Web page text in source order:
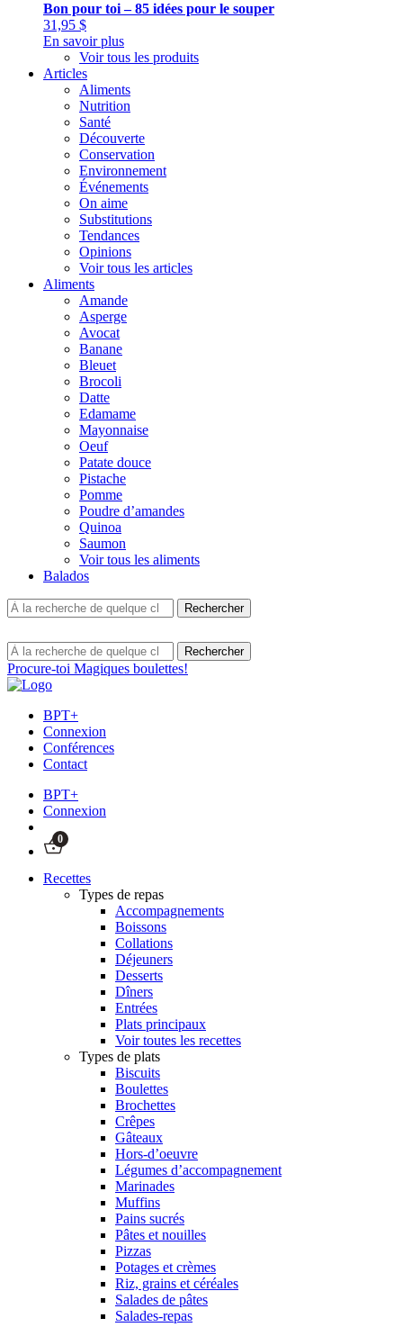
Bon pour toi – 85 idées pour le souper
31,95 $
En savoir plus
Voir tous les produits
Articles
Aliments
Nutrition
Santé
Découverte
Conservation
Environnement
Événements
On aime
Substitutions
Tendances
Opinions
Voir tous les articles
Aliments
Amande
Asperge
Avocat
Banane
Bleuet
Brocoli
Datte
Edamame
Mayonnaise
Oeuf
Patate douce
Pistache
Pomme
Poudre d’amandes
Quinoa
Saumon
Voir tous les aliments
Balados
Procure-toi Magiques boulettes!
BPT+
Connexion
Conférences
Contact
BPT+
Connexion
0
Recettes
Types de repas
Accompagnements
Boissons
Collations
Déjeuners
Desserts
Dîners
Entrées
Plats principaux
Voir toutes les recettes
Types de plats
Biscuits
Boulettes
Brochettes
Crêpes
Gâteaux
Hors-d’oeuvre
Légumes d’accompagnement
Marinades
Muffins
Pains sucrés
Pâtes et nouilles
Pizzas
Potages et crèmes
Riz, grains et céréales
Salades de pâtes
Salades-repas